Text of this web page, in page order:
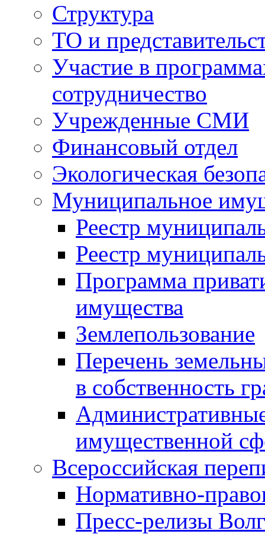
Структура
ТО и
Участие в
сотрудничество
Учрежденные СМИ
Финансовый отдел
Экологическая
Муниципальное
Реестр
Реестр
Программа
имущества
Землепользование
Перечень
в собственность
имущественной
Всероссийская
Нормативно-
Пресс-релизы